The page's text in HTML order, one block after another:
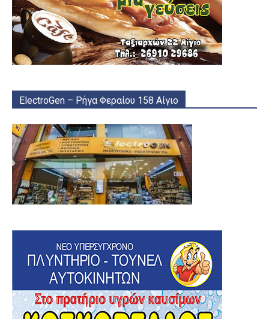
ElectroGen – Ρήγα Φεραίου 158 Αίγιο